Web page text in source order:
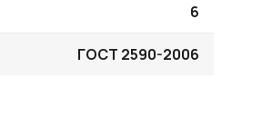
6
ГОСТ 2590-2006